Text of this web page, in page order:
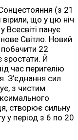
(з 21
що у цю ніч
Всесвіті панує
Світло. Новий
22
зростати. Й
час перигелію
З’єднання сил
з чистим
створює сильну
у період з 6 по 20